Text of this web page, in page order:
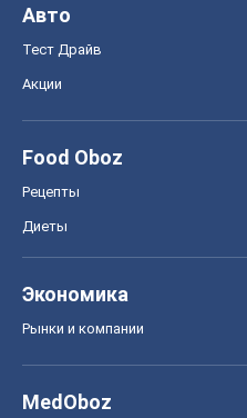
Авто
Тест Драйв
Акции
Food Oboz
Рецепты
Диеты
Экономика
Рынки и компании
MedOboz